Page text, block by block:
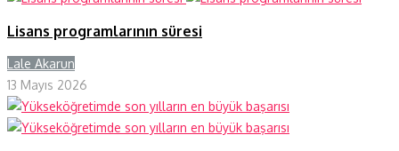
Lisans programlarının süresi
Lale Akarun
13 Mayıs 2026